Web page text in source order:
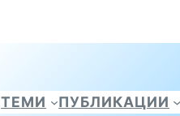
ТЕМИ ПУБЛИКАЦИИ